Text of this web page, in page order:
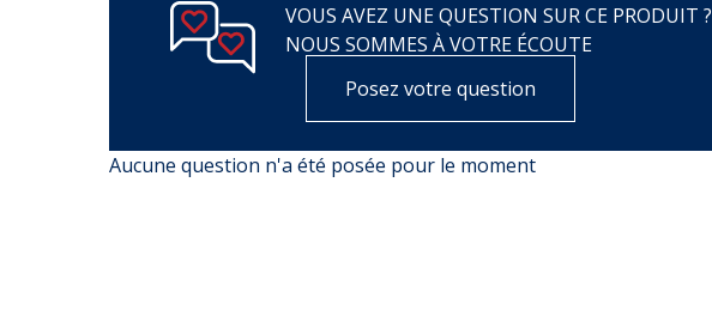
VOUS AVEZ UNE QUESTION SUR CE PRODUIT ?
NOUS SOMMES À VOTRE ÉCOUTE
Posez votre question
Aucune question n'a été posée pour le moment